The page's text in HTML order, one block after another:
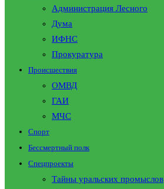
Администрация Лесного
Дума
ИФНС
Прокуратура
Происшествия
ОМВД
ГАИ
МЧС
Спорт
Бессмертный полк
Спецпроекты
Тайны уральских промыслов